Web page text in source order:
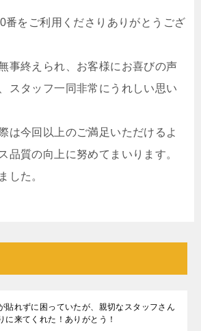
番をご利用くださりありがとうござ
事終えられ、お客様にお喜びの声
スタッフ一同非常にうれしい思い
は今回以上のご満足いただけるよ
品質の向上に努めてまいります。
した。
貼れずに困っていたが、親切なスタッフさん
に来てくれた！ありがとう！